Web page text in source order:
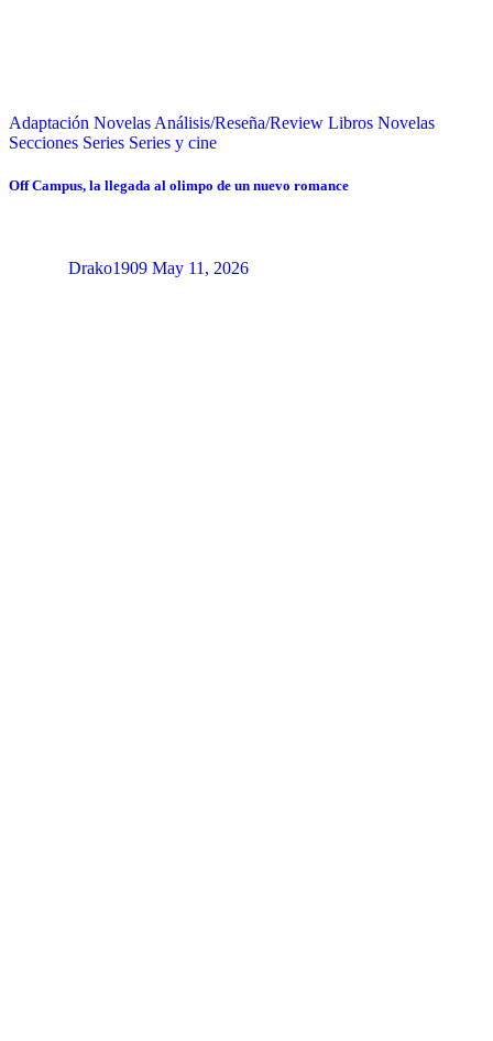
Adaptación Novelas Análisis/Reseña/Review Libros Novelas
Secciones Series Series y cine
Off Campus, la llegada al olimpo de un nuevo romance
Drako1909 May 11, 2026